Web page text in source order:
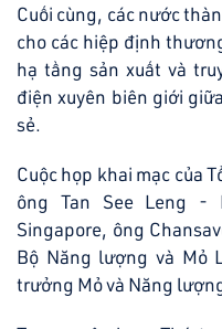
Cuối cùng, các nước
cho các hiệp định
hạ tầng sản xuất và
điện xuyên biên giới
sẻ.
Cuộc họp khai mạc của
ông Tan See Leng -
Singapore, ông
Bộ Năng lượng và Mỏ
trưởng Mỏ và Năng